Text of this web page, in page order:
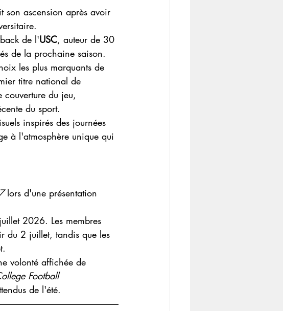
son ascension après avoir
de l'USC, auteur de 30
de la prochaine saison.
les plus marquants de
titre national de
du jeu,
du sport.
inspirés des journées
à l'atmosphère unique qui
lors d'une présentation
2026. Les membres
du 2 juillet, tandis que les
volonté affichée de
Football
de l'été.